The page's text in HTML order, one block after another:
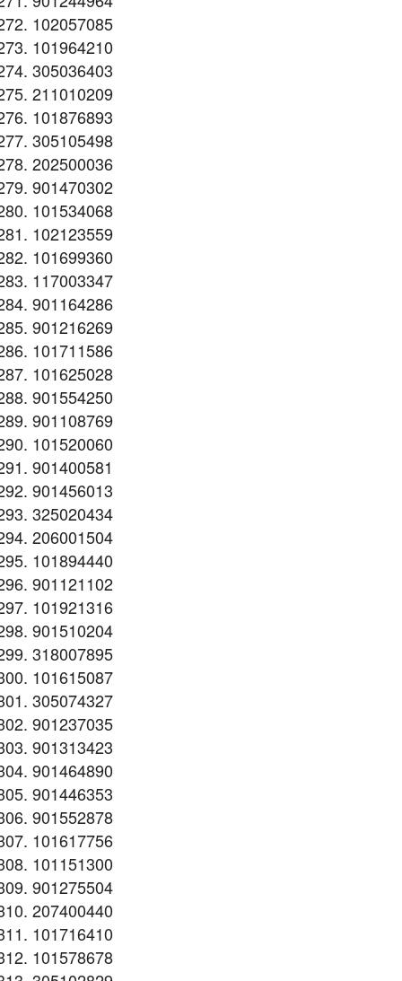
102057085
101964210
305036403
211010209
101876893
305105498
202500036
901470302
101534068
102123559
101699360
117003347
901164286
901216269
101711586
101625028
901554250
901108769
101520060
901400581
901456013
325020434
206001504
101894440
901121102
101921316
901510204
318007895
101615087
305074327
901237035
901313423
901464890
901446353
901552878
101617756
101151300
901275504
207400440
101716410
101578678